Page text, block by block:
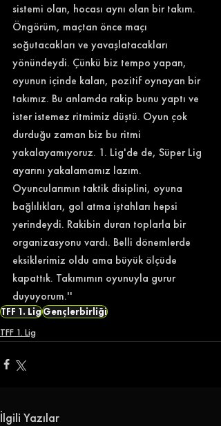
sistemi olan, hocası aynı olan bir takım.
Öngörüm, maçtan önce maçı
soğutacakları ve yavaşlatacakları
yönündeydi. Çünkü biz tempo yapan,
oyunun içinde kalan, pozitif oynayan bir
takımız. Bu anlamda rakip bunu yaptı ve
ister istemez ritmimiz düştü. Oyun çok
durduğu zaman biz bu ritmi
yakalayamıyoruz. 1. Lig'de de, Süper Lig
ayarını yakalamamız lazım.
Oyuncularımın taktik disiplini, oyuna
bağlılıkları, gol atma iştahları hepsi
yerindeydi. Rakibin duran toplarla bir
organizasyonu vardı. Belli dönemlerde
eksiklerimiz oldu ama büyük ölçüde
kapattık. Takımımın oyunuyla gurur
duyuyorum.''
TFF 1. LigGençlerbirliği
TFF 1. Lig
İlgili Yazılar